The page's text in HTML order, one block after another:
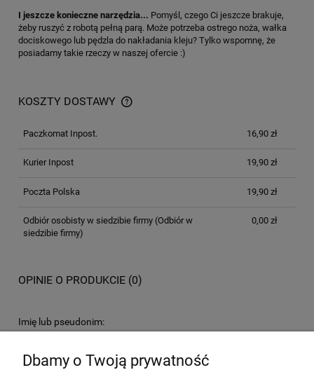
I jeszcze konieczne narzędzia... Pomyśl, czego Ci jeszcze brakuje,
żeby ruszyć z robotą pełną parą. Może potrzeba ostrego noża, wałka
dociskowego lub pędzla do nakładania kleju? Tylko wspomnę, że
posiadamy takie rzeczy w naszej ofercie :)
KOSZTY DOSTAWY
Paczkomat Inpost. 16,90 zł
Kurier Inpost 19,90 zł
Poczta Polska 19,90 zł
Odbiór osobisty w siedzibie firmy(Odbiór w
siedzibie firmy)
0,00 zł
OPINIE O PRODUKCIE (0)
Imię lub pseudonim:
Dbamy o Twoją prywatność